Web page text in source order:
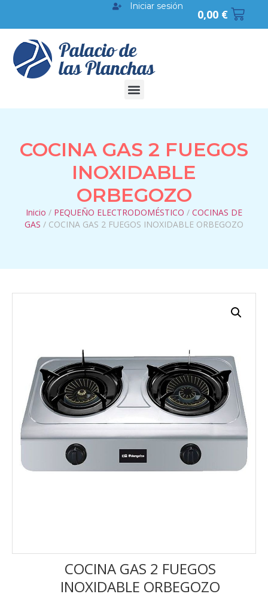
0,00 €
Iniciar sesión
COCINA GAS 2 FUEGOS
INOXIDABLE
ORBEGOZO
Inicio / PEQUEÑO ELECTRODOMÉSTICO / COCINAS DE
GAS / COCINA GAS 2 FUEGOS INOXIDABLE ORBEGOZO
COCINA GAS 2 FUEGOS
INOXIDABLE ORBEGOZO